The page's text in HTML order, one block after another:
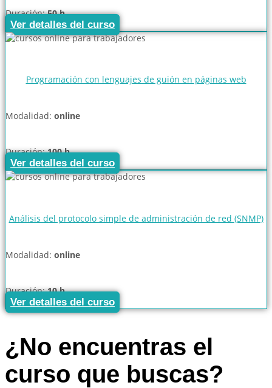
Duración:50 h
Ver detalles del curso
Programación con lenguajes de guión en páginas web
Modalidad: online
Duración:100 h
Ver detalles del curso
Análisis del protocolo simple de administración de red (SNMP)
Modalidad: online
Duración:10 h
Ver detalles del curso
¿No encuentras el
curso que buscas?